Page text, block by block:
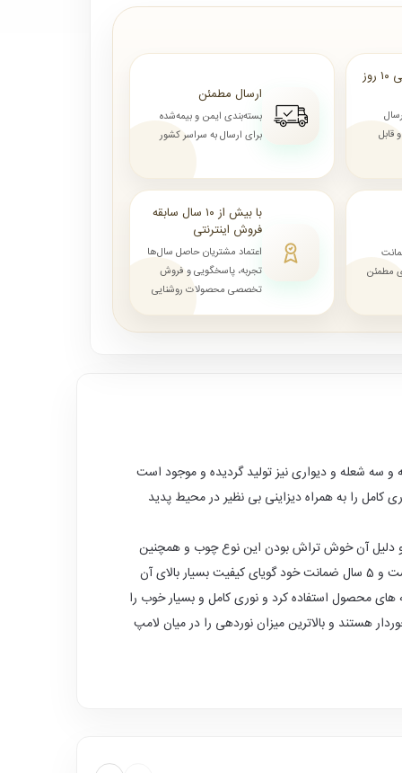
ارسال از ۷ روز الی ۱۰ روز
ارسال مطمئن
بسته‌بندی ایمن و بیمه‌شده
برای ارسال به سراسر کشور
مطمئن
با بیش از ۱۰ سال سابقه
فروش اینترنتی
اعتماد مشتریان حاصل سال‌ها
تجربه، پاسخگویی و فروش
تخصصی محصولات روشنایی
و سه شعله و دیواری نیز تولید گردیده و موجود است
کامل را به همراه دیزاینی بی نظیر در محیط پدید
دلیل آن خوش تراش بودن این نوع چوب و همچنین
استحکام و سختی بسیار بالای آن است که از ایمنی کامل در برابر عواملی همچون رطوبت هوا ،موریانه زدگی، باد کردن و ترکیدگی برخوردار است و 5 سال ضمانت خود گویای کیفیت بسیار بالای آن
محصول استفاده کرد و نوری کامل و بسیار خوب را
هستند و بالاترین میزان نوردهی را در میان لامپ